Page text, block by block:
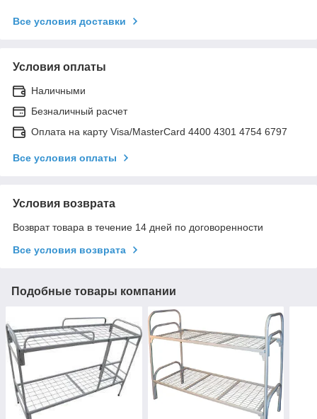
Все условия доставки
Условия оплаты
Наличными
Безналичный расчет
Оплата на карту Visa/MasterCard 4400 4301 4754 6797
Все условия оплаты
Условия возврата
Возврат товара в течение 14 дней по договоренности
Все условия возврата
Подобные товары компании